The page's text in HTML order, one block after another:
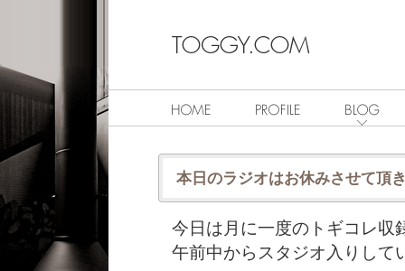
本日のラジオはお休みさせて頂
今日は月に一度のトギコレ収
午前中からスタジオ入りして